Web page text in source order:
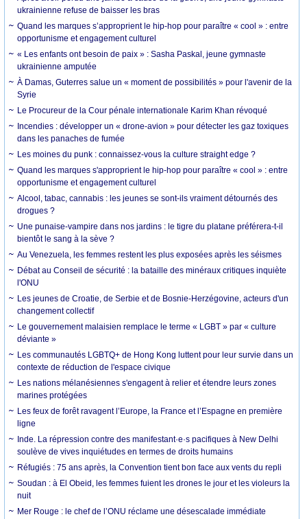
ukrainienne refuse de baisser les bras
Quand les marques s’approprient le hip-hop pour paraître « cool » : entre
opportunisme et engagement culturel
« Les enfants ont besoin de paix » : Sasha Paskal, jeune gymnaste
ukrainienne amputée
À Damas, Guterres salue un « moment de possibilités » pour l'avenir de la
Syrie
Le Procureur de la Cour pénale internationale Karim Khan révoqué
Incendies : développer un « drone-avion » pour détecter les gaz toxiques
dans les panaches de fumée
Les moines du punk : connaissez-vous la culture straight edge ?
Quand les marques s'approprient le hip-hop pour paraître « cool » : entre
opportunisme et engagement culturel
Alcool, tabac, cannabis : les jeunes se sont-ils vraiment détournés des
drogues ?
Une punaise-vampire dans nos jardins : le tigre du platane préférera-t-il
bientôt le sang à la sève ?
Au Venezuela, les femmes restent les plus exposées après les séismes
Débat au Conseil de sécurité : la bataille des minéraux critiques inquiète
l'ONU
Les jeunes de Croatie, de Serbie et de Bosnie-Herzégovine, acteurs d'un
changement collectif
Le gouvernement malaisien remplace le terme « LGBT » par « culture
déviante »
Les communautés LGBTQ+ de Hong Kong luttent pour leur survie dans un
contexte de réduction de l'espace civique
Les nations mélanésiennes s'engagent à relier et étendre leurs zones
marines protégées
Les feux de forêt ravagent l’Europe, la France et l’Espagne en première
ligne
Inde. La répression contre des manifestant·e·s pacifiques à New Delhi
soulève de vives inquiétudes en termes de droits humains
Réfugiés : 75 ans après, la Convention tient bon face aux vents du repli
Soudan : à El Obeid, les femmes fuient les drones le jour et les violeurs la
nuit
Mer Rouge : le chef de l’ONU réclame une désescalade immédiate